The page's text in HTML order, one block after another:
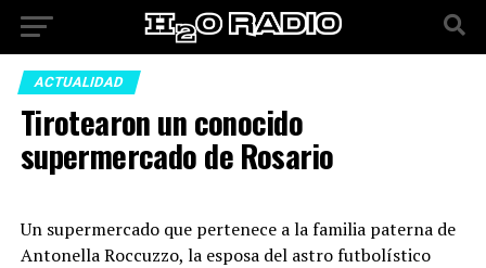
ACTUALIDAD
Tirotearon un conocido
supermercado de Rosario
Un supermercado que pertenece a la familia paterna de
Antonella Roccuzzo, la esposa del astro futbolístico